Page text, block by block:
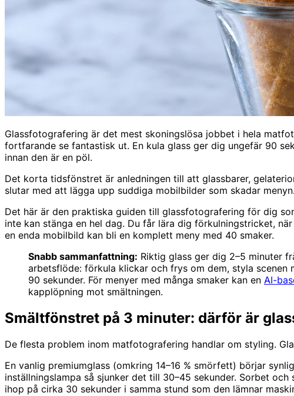
Glassfotografering är det mest skoningslösa jobbet i hela
fortfarande se fantastisk ut. En kula glass ger dig ungefär 90
innan den är en pöl.
Det korta tidsfönstret är anledningen till att glassbarer,
slutar med att lägga upp suddiga mobilbilder som skadar
Det här är den praktiska guiden till glassfotografering för dig
inte kan stänga en hel dag. Du får lära dig förkulningstricket,
en enda mobilbild kan bli en komplett meny med 40 smaker.
Snabb sammanfattning: Riktig glass ger dig 2–5 minuter
arbetsflöde: förkula klickar och frys om dem, styla scenen
90 sekunder. För menyer med många smaker kan en AI-
kapplöpning mot smältningen.
Smältfönstret på 3 minuter: därför är
De flesta problem inom matfotografering handlar om styling.
En vanlig premiumglass (omkring 14–16 % smörfett) börjar
inställningslampa så sjunker det till 30–45 sekunder. Sorbet
ihop på cirka 30 sekunder i samma stund som den lämnar